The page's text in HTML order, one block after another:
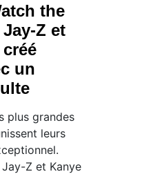
the
Z et
un
plus grandes
leurs
Z et Kanye